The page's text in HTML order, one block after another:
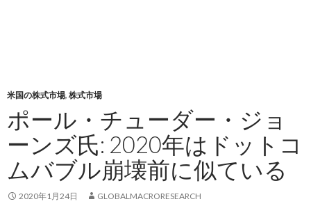
米国の株式市場, 株式市場
ポール・チューダー・ジョ
ーンズ氏: 2020年はドットコ
ムバブル崩壊前に似ている
2020年1月24日 GLOBALMACRORESEARCH